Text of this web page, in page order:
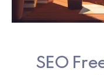
SEO